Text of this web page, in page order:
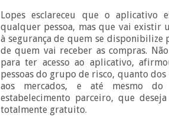
Lopes esclareceu que o aplicativo
qualquer pessoa, mas que vai existir
à segurança de quem se disponibilize
de quem vai receber as compras.
para ter acesso ao aplicativo,
pessoas do grupo de risco, quanto
aos mercados, e até mesmo
estabelecimento parceiro, que
totalmente gratuito.